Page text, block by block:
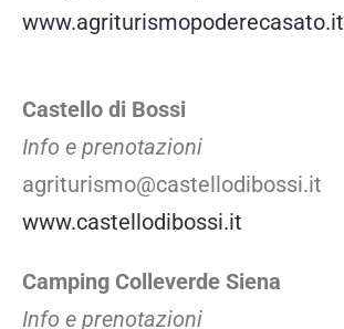
www.agriturismopoderecasato.it
Castello di Bossi
Info e prenotazioni
agriturismo@castellodibossi.it
www.castellodibossi.it
Camping Colleverde Siena
Info e prenotazioni